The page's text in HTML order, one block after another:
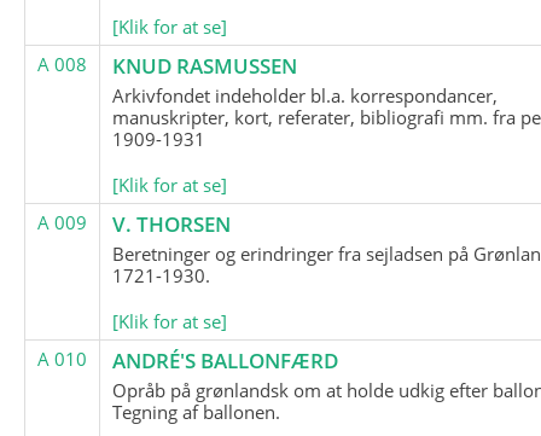
[Klik for at se]
A 008
KNUD RASMUSSEN
Arkivfondet indeholder bl.a. korrespondancer,
manuskripter, kort, referater, bibliografi mm. fra
1909-1931
[Klik for at se]
A 009
V. THORSEN
Beretninger og erindringer fra sejladsen på
1721-1930.
[Klik for at se]
A 010
ANDRÉ'S BALLONFÆRD
Opråb på grønlandsk om at holde udkig efter
Tegning af ballonen.